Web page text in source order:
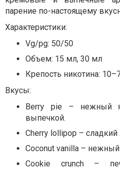
парение по-настоящему
Характеристики:
Vg/pg: 50/50
Объем: 15 мл, 30 мл
Крепость никотина:
Вкусы:
Berry pie – нежный
выпечкой.
Cherry lollipop –
Coconut vanilla –
Cookie crunch –